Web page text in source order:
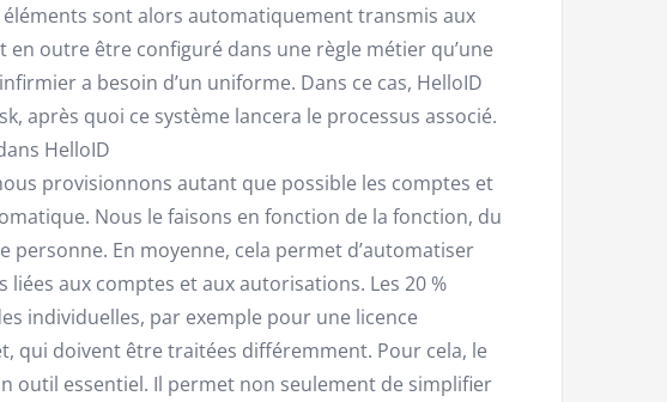
sont alors automatiquement transmis aux
en outre être configuré dans une règle métier qu’une
a besoin d’un uniforme. Dans ce cas, HelloID
après quoi ce système lancera le processus associé.
HelloID
provisionnons autant que possible les comptes et
Nous le faisons en fonction de la fonction, du
personne. En moyenne, cela permet d’automatiser
liées aux comptes et aux autorisations. Les 20 %
individuelles, par exemple pour une licence
qui doivent être traitées différemment. Pour cela, le
outil essentiel. Il permet non seulement de simplifier